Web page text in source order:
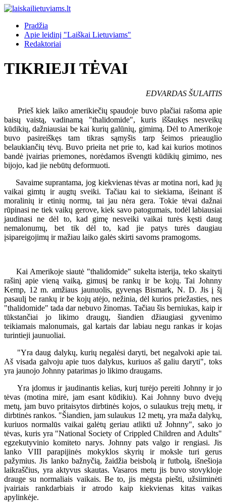
Pradžia
Apie leidinį "Laiškai Lietuviams"
Redaktoriai
TIKRIEJI TĖVAI
EDVARDAS ŠULAITIS
Prieš kiek laiko amerikiečių spaudoje buvo plačiai rašoma apie
baisų vaistą, vadinamą "thalidomide", kuris iššaukęs nesveikų
kūdikių, dažniausiai be kai kurių galūnių, gimimą. Dėl to Amerikoje
buvo pasireiškęs tam tikras sąmyšis tarp šeimos prieauglio
belaukiančių tėvų. Buvo prieita net prie to, kad kai kurios motinos
bandė įvairias priemones, norėdamos išvengti kūdikių gimimo, nes
bijojo, kad jie nebūtų deformuoti.
Savaime suprantama, jog kiekvienas tėvas ar motina nori, kad jų
vaikai gimtų ir augtų sveiki. Tačiau kai to siekiama, išeinant iš
moralinių ir etinių normų, tai jau nėra gera. Tokie tėvai dažnai
rūpinasi ne tiek vaikų gerove, kiek savo patogumais, todėl labiausiai
jaudinasi ne dėl to, kad gimę nesveiki vaikai turės kęsti daug
nemalonumų, bet tik dėl to, kad jie patys turės daugiau
įsipareigojimų ir mažiau laiko galės skirti savoms pramogoms.
Kai Amerikoje siautė "thalidomide" sukelta isterija, teko skaityti
rašinį apie vieną vaiką, gimusį be rankų ir be kojų. Tai Johnny
Kemp, 12 m. amžiaus jaunuolis, gyvenąs Bismark, N. D. Jis į šį
pasaulį be rankų ir be kojų atėjo, nežinia, dėl kurios priežasties, nes
"thalidomide" tada dar nebuvo žinomas. Tačiau šis berniukas, kaip ir
tūkstančiai jo likimo draugų, šiandien džiaugiasi gyvenimo
teikiamais malonumais, gal kartais dar labiau negu rankas ir kojas
turintieji jaunuoliai.
"Yra daug dalykų, kurių negalėsi daryti, bet negalvoki apie tai.
Aš visada galvoju apie tuos dalykus, kuriuos aš galiu daryti", toks
yra jaunojo Johnny patarimas jo likimo draugams.
Yra įdomus ir jaudinantis kelias, kurį turėjo pereiti Johnny ir jo
tėvas (motina mirė, jam esant kūdikiu). Kai Johnny buvo dvejų
metų, jam buvo pritaisytos dirbtinės kojos, o sulaukus trejų metų, ir
dirbtinės rankos. "Šiandien, jam sulaukus 12 metų, yra maža dalykų,
kuriuos normalūs vaikai galėtų geriau atlikti už Johnny", sako jo
tėvas, kuris yra "National Society of Crippled Children and Adults"
egzekutyvinio komiteto narys. Johnny pats valgo ir rengiasi. Jis
lanko VIII parapijinės mokyklos skyrių ir moksle turi gerus
pažymius. Jis lanko bažnyčią, žaidžia beisbolą ir futbolą, išnešioja
laikraščius, yra aktyvus skautas. Vasaros metu jis buvo stovykloje
drauge su normaliais vaikais. Be to, jis mėgsta piešti, užsiiminėti
įvairiais rankdarbiais ir atrodo kaip kiekvienas kitas vaikas
apylinkėje.